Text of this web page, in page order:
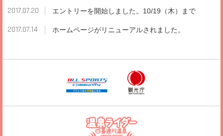
2017.07.20 エントリーを開始しました。10/19（木）まで
2017.07.14 ホームページがリニューアルされました。